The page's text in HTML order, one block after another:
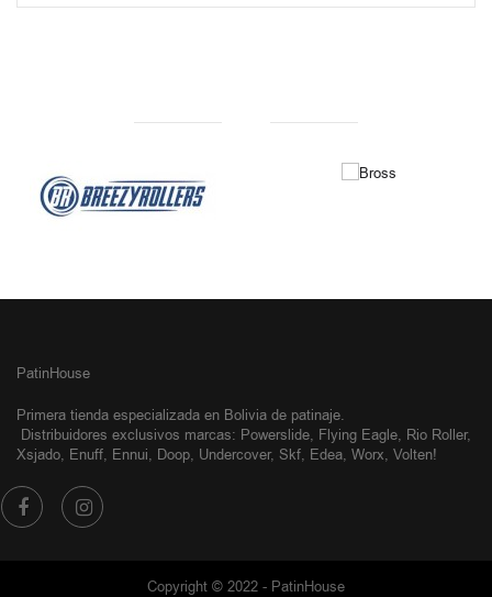
PatinHouse
Primera tienda especializada en Bolivia de patinaje.
Distribuidores exclusivos marcas: Powerslide, Flying Eagle, Rio Roller,
Xsjado, Enuff, Ennui, Doop, Undercover, Skf, Edea, Worx, Volten!
Copyright © 2022 - PatinHouse